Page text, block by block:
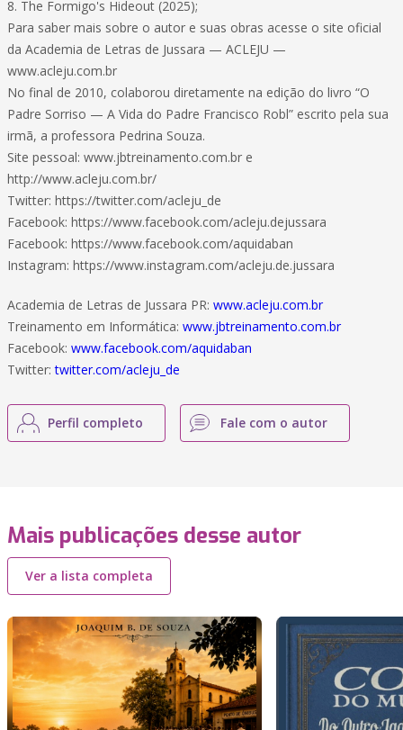
8. The Formigo's Hideout (2025);
Para saber mais sobre o autor e suas obras acesse o site oficial
da Academia de Letras de Jussara — ACLEJU —
www.acleju.com.br
No final de 2010, colaborou diretamente na edição do livro “O
Padre Sorriso — A Vida do Padre Francisco Robl” escrito pela sua
irmã, a professora Pedrina Souza.
Site pessoal: www.jbtreinamento.com.br e
http://www.acleju.com.br/
Twitter: https://twitter.com/acleju_de
Facebook: https://www.facebook.com/acleju.dejussara
Facebook: https://www.facebook.com/aquidaban
Instagram: https://www.instagram.com/acleju.de.jussara
Academia de Letras de Jussara PR: www.acleju.com.br
Treinamento em Informática: www.jbtreinamento.com.br
Facebook: www.facebook.com/aquidaban
Twitter:twitter.com/acleju_de
Perfil completo Fale com o autor
Mais publicações desse autor
Ver a lista completa